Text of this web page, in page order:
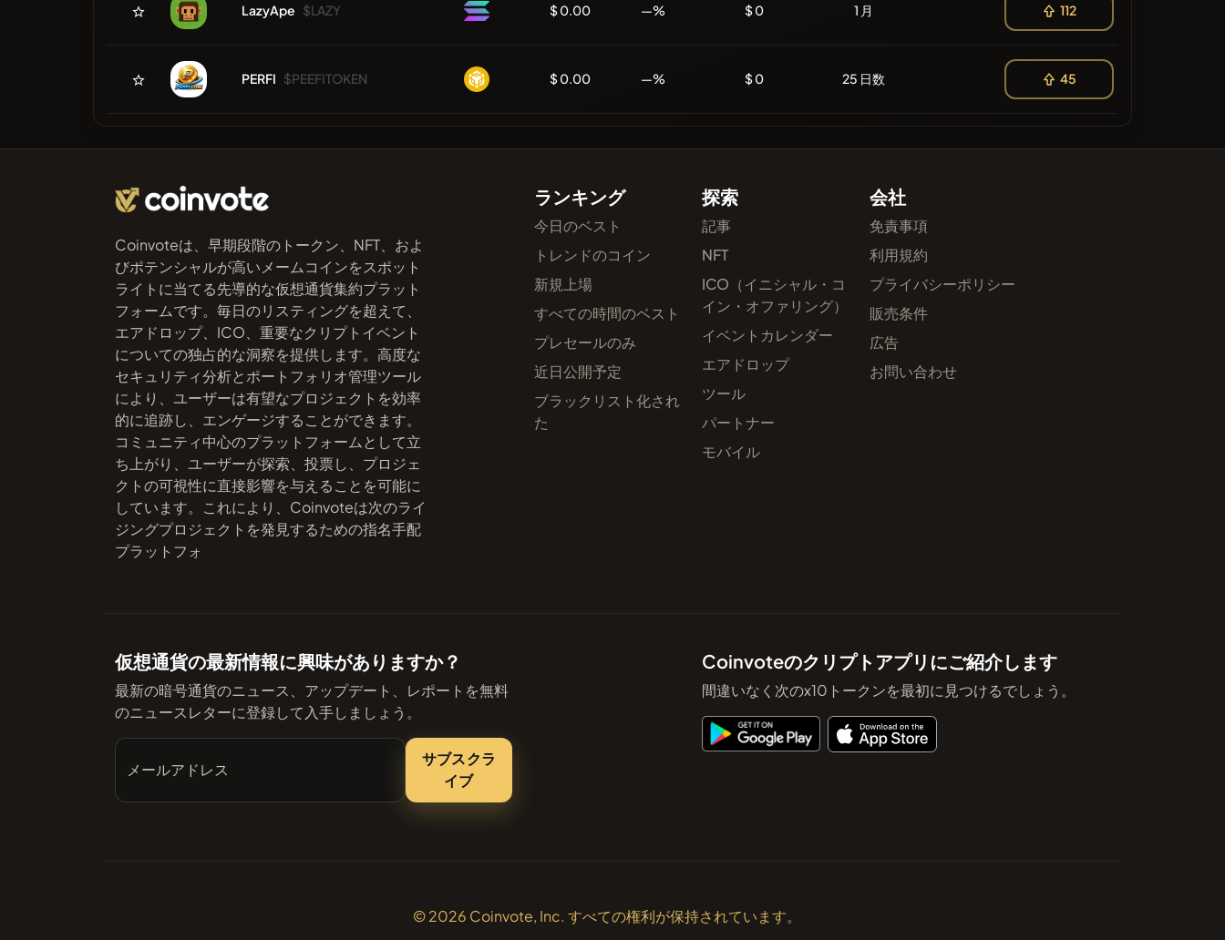
LazyApe $LAZY $ 0.00 —% $ 0 1 月 112
PERFI $PEEFITOKEN $ 0.00 —% $ 0 25 日数 45
Coinvoteは、早期段階のトークン、NFT、およ
びポテンシャルが高いメームコインをスポット
ライトに当てる先導的な仮想通貨集約プラット
フォームです。毎日のリスティングを超えて、
エアドロップ、ICO、重要なクリプトイベント
についての独占的な洞察を提供します。高度な
セキュリティ分析とポートフォリオ管理ツール
により、ユーザーは有望なプロジェクトを効率
的に追跡し、エンゲージすることができます。
コミュニティ中心のプラットフォームとして立
ち上がり、ユーザーが探索、投票し、プロジェ
クトの可視性に直接影響を与えることを可能に
しています。これにより、Coinvoteは次のライ
ジングプロジェクトを発見するための指名手配
プラットフォ
ランキング
今日のベスト
トレンドのコイン
新規上場
すべての時間のベスト
プレセールのみ
近日公開予定
ブラックリスト化され
た
探索
記事
NFT
ICO（イニシャル・コ
イン・オファリング）
イベントカレンダー
エアドロップ
ツール
パートナー
モバイル
会社
免責事項
利用規約
プライバシーポリシー
販売条件
広告
お問い合わせ
仮想通貨の最新情報に興味がありますか？
最新の暗号通貨のニュース、アップデート、レポートを無料
のニュースレターに登録して入手しましょう。
メールアドレス
サブスクラ
イブ
Coinvoteのクリプトアプリにご紹介します
間違いなく次のx10トークンを最初に見つけるでしょう。
© 2026 Coinvote, Inc. すべての権利が保持されています。